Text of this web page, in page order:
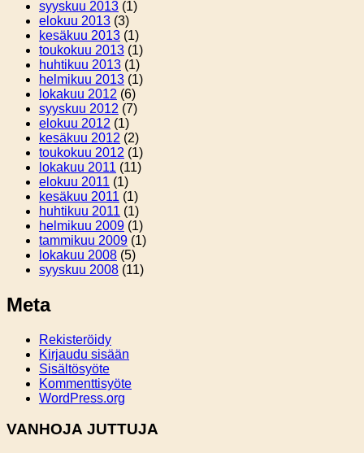
syyskuu 2013 (1)
elokuu 2013 (3)
kesäkuu 2013 (1)
toukokuu 2013 (1)
huhtikuu 2013 (1)
helmikuu 2013 (1)
lokakuu 2012 (6)
syyskuu 2012 (7)
elokuu 2012 (1)
kesäkuu 2012 (2)
toukokuu 2012 (1)
lokakuu 2011 (11)
elokuu 2011 (1)
kesäkuu 2011 (1)
huhtikuu 2011 (1)
helmikuu 2009 (1)
tammikuu 2009 (1)
lokakuu 2008 (5)
syyskuu 2008 (11)
Meta
Rekisteröidy
Kirjaudu sisään
Sisältösyöte
Kommenttisyöte
WordPress.org
VANHOJA JUTTUJA